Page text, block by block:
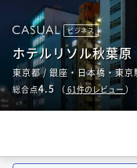
ビジネス
ホテルリソル秋葉原
東京都 / 銀座・日本橋・東京
総合点4.5 （ 61件のレビュー ）